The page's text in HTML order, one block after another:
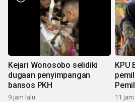
Kejari Wonosobo selidiki
dugaan penyimpangan
bansos PKH
9 jam lalu
KPU
11